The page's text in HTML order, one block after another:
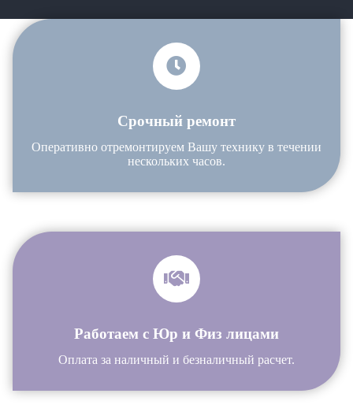
Срочный ремонт
Оперативно отремонтируем Вашу технику в течении
нескольких часов.
Работаем с Юр и Физ лицами
Оплата за наличный и безналичный расчет.